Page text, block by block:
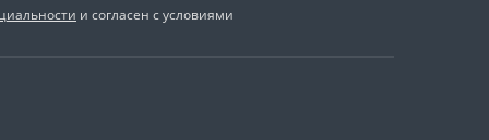
и согласен с условиями